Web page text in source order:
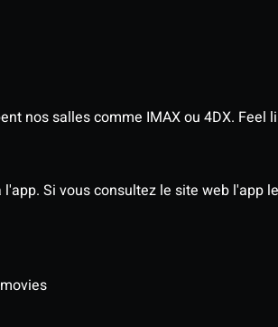
nos salles comme IMAX ou 4DX. Feel
Si vous consultez le site web l'app